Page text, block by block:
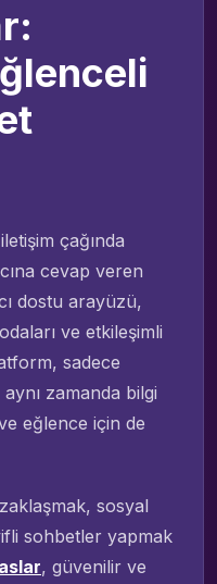
çağında
cevap veren
dostu arayüzü,
ve etkileşimli
sadece
zamanda bilgi
eğlence için de
sosyal
sohbetler yapmak
, güvenilir ve